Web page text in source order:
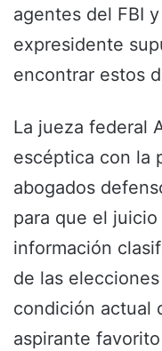
agentes del FBI
expresidente
encontrar estos
La jueza federal
escéptica con la
abogados
para que el
información
de las
condición actual
aspirante